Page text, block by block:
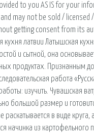
to you AS IS for your
may not be sold / licensed
getting consent from its
кухня латвии Латышская
и сытной, она
продуктах. Признанным
работа
изучить. Чувашская
большой размер и
раскатывается в виде круга,
начинка из картофельного